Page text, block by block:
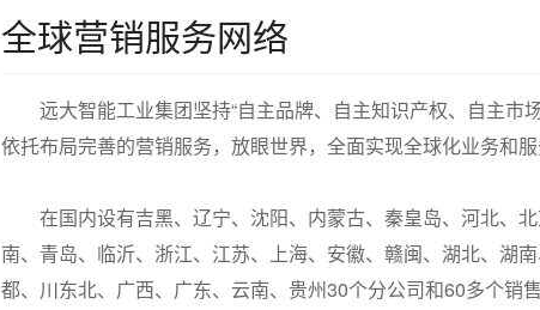
全球营销服务网络
远大智能工业集团坚持“自主品牌、自主知识产权、自主市场
依托布局完善的营销服务，放眼世界，全面实现全球化业务和服
在国内设有吉黑、辽宁、沈阳、内蒙古、秦皇岛、河北、北
南、青岛、临沂、浙江、江苏、上海、安徽、赣闽、湖北、湖
都、川东北、广西、广东、云南、贵州30个分公司和60多个销